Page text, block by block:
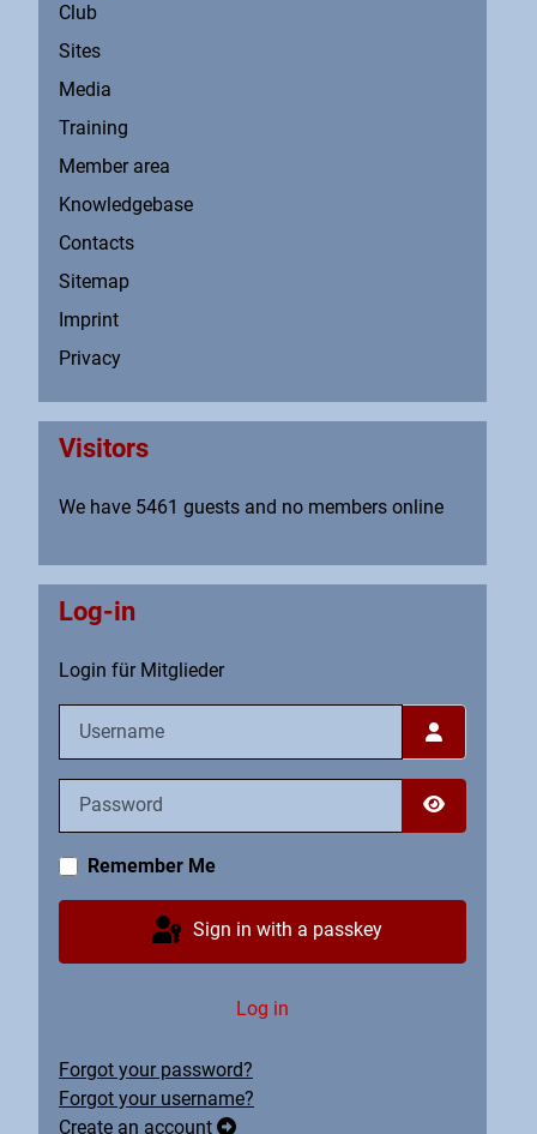
Club
Sites
Media
Training
Member area
Knowledgebase
Contacts
Sitemap
Imprint
Privacy
Visitors
We have 5461 guests and no members online
Log-in
Login für Mitglieder
Show
Remember Me
Sign in with a passkey
Log in
Forgot your password?
Forgot your username?
Create an account